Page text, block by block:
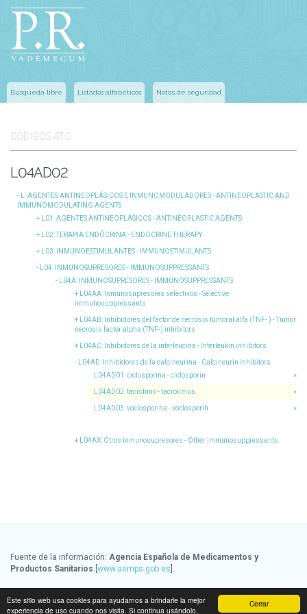
Cerrar
Este sitio web usa cookies para ayudarnos a brindarle la mejor
experiencia de uso cuando nos visita. Si continua usándolo,
Búsqueda libre Listados alfabéticos Notas de seguridad
CÓDIGOS ATC
L04AD02
: AGENTES ANTINEOPLÁSICOS E INMUNOMODULADORES - ANTINEOPLASTIC AND
IMMUNOMODULATING AGENTS
L01 : AGENTES ANTINEOPLÁSICOS - ANTINEOPLASTIC AGENTS
L02: TERAPIA ENDÓCRINA - ENDOCRINE THERAPY
L03: INMUNOESTIMULANTES - IMMUNOSTIMULANTS
L04: INMUNOSUPRESORES - IMMUNOSUPPRESSANTS
L04A: INMUNOSUPRESORES - IMMUNOSUPPRESSANTS
L04AA: Inmunosupresores selectivos - Selective
immunosuppressants
L04AB: Inhibidores del factor de necrosis tumoral alfa (TNF- ) - Tumor
necrosis factor alpha (TNF-) inhibitors
L04AC: Inhibidores de la interleucina - Interleukin inhibitors
L04AD: Inhibidores de la calcineurina - Calcineurin inhibitors
L04AD01 : ciclosporina - ciclosporin »
L04AD02: tacrolimo - tacrolimus »
L04AD03: voclosporina - voclosporin »
L04AX: Otros inmunosupresores - Other immunosuppressants
Fuente de la información: Agencia Española de Medicamentos y
Productos Sanitarios www.aemps.gob.es ].
Ministerio de Sanidad, Servicios
Sociales e Igualdad[ www.msssi.gob.es]